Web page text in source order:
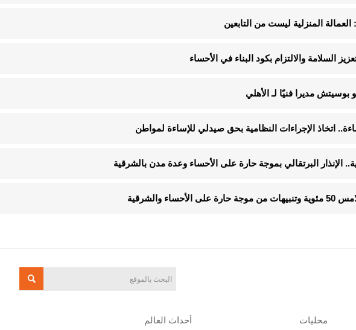
المنزلية ليست من التابعين
بوسيتش مديرا فنيًا لـ الأهلي
اتخاذ الإجراءات النظامية بحق صيدلي للإساءة لمواطن
محليات أحداث العالم